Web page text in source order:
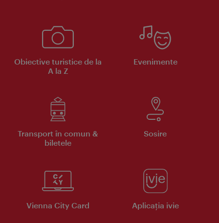
Obiective turistice de la
A la Z
Evenimente
Transport în comun &
biletele
Sosire
Vienna City Card Aplicaţia ivie